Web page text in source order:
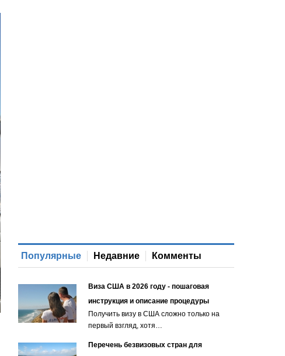
Популярные Недавние Комменты
Виза США в 2026 году - пошаговая
инструкция и описание процедуры
Получить визу в США сложно только на
первый взгляд, хотя…
Перечень безвизовых стран для